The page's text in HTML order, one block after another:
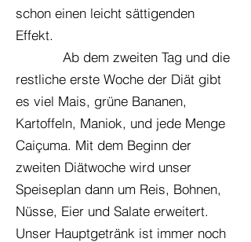
schon einen leicht sättigenden
Effekt.
Ab dem zweiten Tag und die
restliche erste Woche der Diät gibt
es viel Mais, grüne Bananen,
Kartoffeln, Maniok, und jede Menge
Caiçuma. Mit dem Beginn der
zweiten Diätwoche wird unser
Speiseplan dann um Reis, Bohnen,
Nüsse, Eier und Salate erweitert.
Unser Hauptgetränk ist immer noch